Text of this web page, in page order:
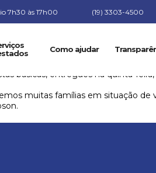
7h30 às 17h00 (19) 3303-4500
Como ajudar
básicas, entregues na quinta-
muitas famílias em situação de